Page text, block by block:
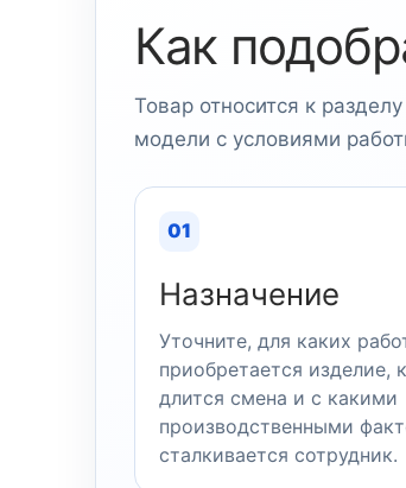
Как
Товар относится к
модели с условиями
01
Назначение
Уточните, для каких
приобретается изделие,
длится смена и с какими
производственными
сталкивается сотрудник.